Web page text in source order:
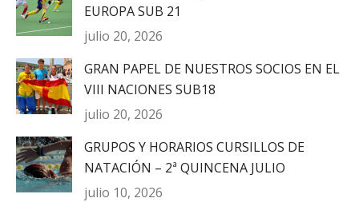
EUROPA SUB 21
julio 20, 2026
GRAN PAPEL DE NUESTROS SOCIOS EN EL
VIII NACIONES SUB18
julio 20, 2026
GRUPOS Y HORARIOS CURSILLOS DE
NATACIÓN – 2ª QUINCENA JULIO
julio 10, 2026